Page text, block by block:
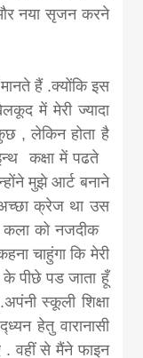
और नया सृजन करने
हैं .क्योंकि इस
में मेरी ज्यादा
, लेकिन होता है
कक्षा में पढते
मुझे आर्ट बनाने
क्रेज था उस
कला को नजदीक
चाहुंगा कि मेरी
पीछे पड जाता हूँ
स्कूली शिक्षा
हेतु वारानासी
वहीं से मैंने फाइन